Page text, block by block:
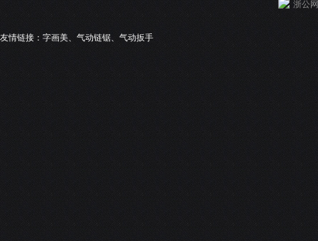
浙公
友情链接： 字画美、 气动链锯、 气动扳手